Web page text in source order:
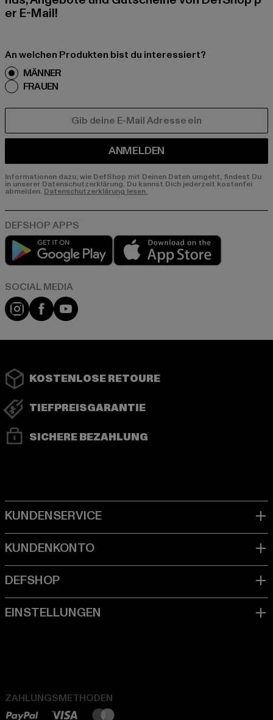
er E-Mail!
An welchen Produkten bist du interessiert?
MÄNNER
FRAUEN
ANMELDEN
Informationen dazu, wie DefShop mit Deinen Daten umgeht, findest Du
in unserer Datenschutzerklärung. Du kannst Dich jederzeit kostenfei
abmelden. Datenschutzerklärung lesen.
Play market
Instagram
FacebookYouTube
KOSTENLOSE RETOURE
TIEFPREISGARANTIE
SICHERE BEZAHLUNG
ZAHLUNGSMETHODEN